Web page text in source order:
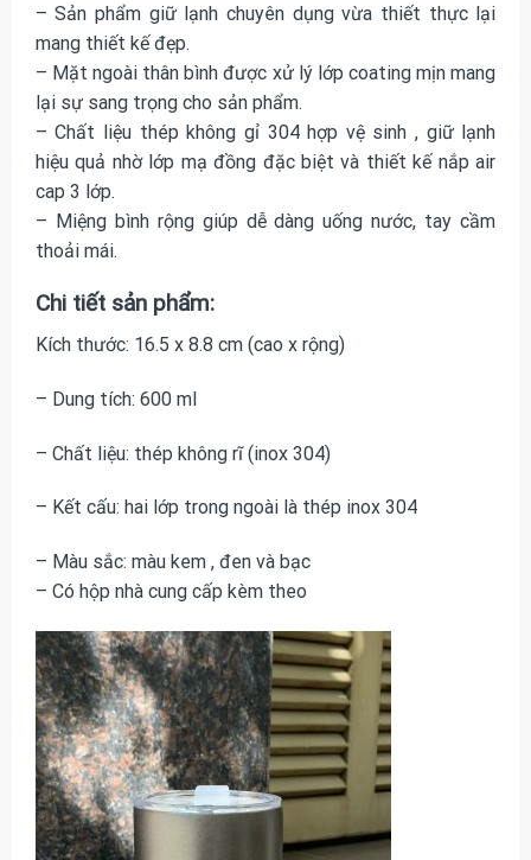
– Sản phẩm giữ lạnh chuyên dụng vừa thiết thực lại
mang thiết kế đẹp.
– Mặt ngoài thân bình được xử lý lớp coating mịn mang
lại sự sang trọng cho sản phẩm.
– Chất liệu thép không gỉ 304 hợp vệ sinh , giữ lạnh
hiệu quả nhờ lớp mạ đồng đặc biệt và thiết kế nắp air
cap 3 lớp.
– Miệng bình rộng giúp dễ dàng uống nước, tay cầm
thoải mái.
Chi tiết sản phẩm:
Kích thước: 16.5 x 8.8 cm (cao x rộng)
– Dung tích: 600 ml
– Chất liệu: thép không rĩ (inox 304)
– Kết cấu: hai lớp trong ngoài là thép inox 304
– Màu sắc: màu kem , đen và bạc
– Có hộp nhà cung cấp kèm theo